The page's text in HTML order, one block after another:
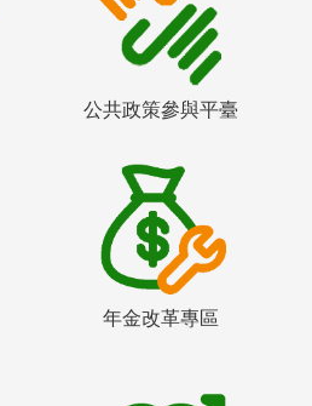
公共政策參與平臺
年金改革專區